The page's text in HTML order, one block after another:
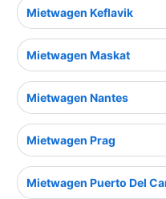
Mietwagen Keflavik
Mietwagen Maskat
Mietwagen Nantes
Mietwagen Prag
Mietwagen Puerto Del